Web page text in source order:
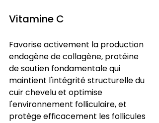
Vitamine C
Favorise activement la production
endogène de collagène, protéine
de soutien fondamentale qui
maintient l'intégrité structurelle du
cuir chevelu et optimise
l'environnement folliculaire, et
protège efficacement les follicules